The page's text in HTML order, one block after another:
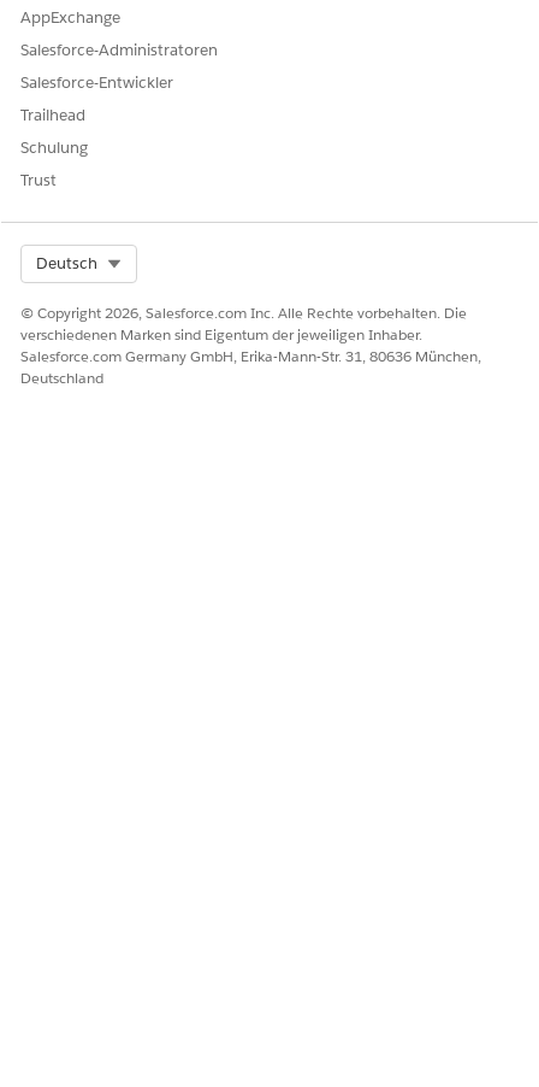
AppExchange
Salesforce-Administratoren
Salesforce-Entwickler
Trailhead
Schulung
Trust
Deutsch
© Copyright 2026, Salesforce.com Inc. Alle Rechte vorbehalten. Die
verschiedenen Marken sind Eigentum der jeweiligen Inhaber.
Salesforce.com Germany GmbH, Erika-Mann-Str. 31, 80636 München,
Deutschland